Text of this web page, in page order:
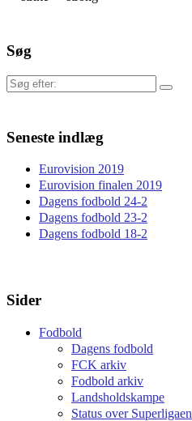
Søg
Søg
Seneste indlæg
Eurovision 2019
Eurovision finalen 2019
Dagens fodbold 24-2
Dagens fodbold 23-2
Dagens fodbold 18-2
Sider
Fodbold
Dagens fodbold
FCK arkiv
Fodbold arkiv
Landsholdskampe
Status over Superligaen